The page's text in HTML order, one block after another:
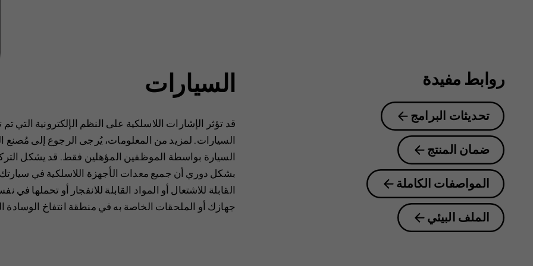
السيارات
قد تؤثر الإشارات اللاسلكية على النظم الإلكترونية
السيارات. ‏‫لمزيد من المعلومات، يُرجى الرجوع إلى مُصنع
السيارة بواسطة الموظفين المؤهلين فقط. ‏‫قد يشكل
بشكل دوري أن جميع معدات الأجهزة اللاسلكية في
القابلة للاشتعال أو المواد القابلة للانفجار أو تحملها
جهازك أو الملحقات الخاصة به في منطقة انتفاخ الوسادة
روابط مفيدة
تحديثات البرامج
ضمان المنتج
المواصفات الكاملة
الملف البيئي